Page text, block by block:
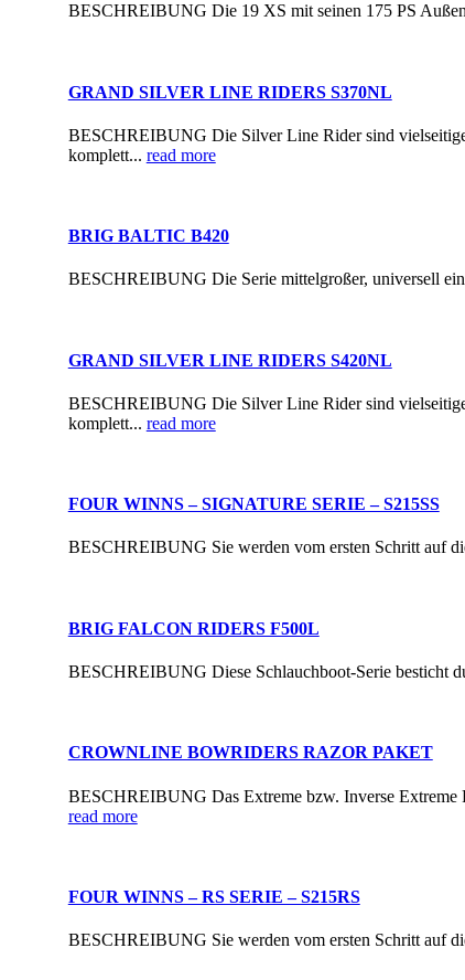
BESCHREIBUNG Die 19 XS mit seinen 175 PS
GRAND SILVER LINE RIDERS S370NL
BESCHREIBUNG Die Silver Line Rider sind vielseitige
komplett... read more
BRIG BALTIC B420
BESCHREIBUNG Die Serie mittelgroßer, universell
GRAND SILVER LINE RIDERS S420NL
BESCHREIBUNG Die Silver Line Rider sind vielseitige
komplett... read more
FOUR WINNS – SIGNATURE SERIE – S215SS
BESCHREIBUNG Sie werden vom ersten Schritt auf
BRIG FALCON RIDERS F500L
BESCHREIBUNG Diese Schlauchboot-Serie besticht
CROWNLINE BOWRIDERS RAZOR PAKET
BESCHREIBUNG Das Extreme bzw. Inverse Extreme
read more
FOUR WINNS – RS SERIE – S215RS
BESCHREIBUNG Sie werden vom ersten Schritt auf